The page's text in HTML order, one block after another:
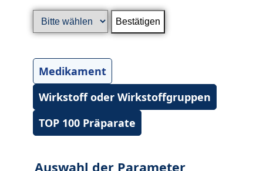
Medikament
Wirkstoff oder Wirkstoffgruppen
TOP 100 Präparate
Auswahl der Parameter